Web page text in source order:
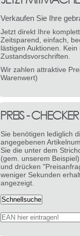
Verkaufen Sie Ihre
Jetzt direkt Ihre
Zeitsparend, einfach,
lästigen Auktionen.
Zustandsvorschriften.
Wir zahlen attraktive
Warenwert)
Sie benötigen lediglich
angegebenen
Sie die unter dem
(gem. unserem
und drücken
weniger Sekunden
angezeigt.